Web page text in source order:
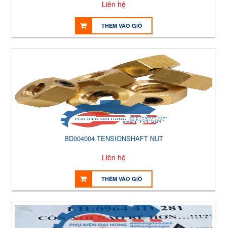
Liên hệ
THÊM VÀO GIỎ
BD004004 TENSIONSHAFT NUT
Liên hệ
THÊM VÀO GIỎ